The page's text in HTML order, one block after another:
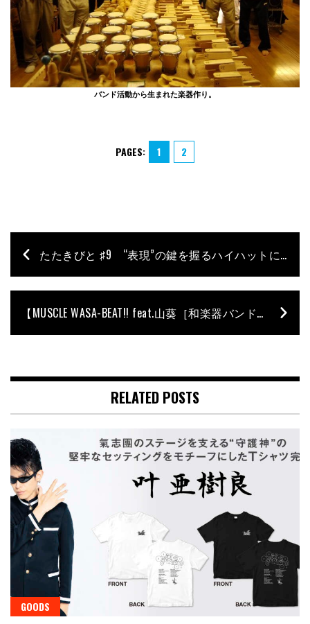
バンド活動から生まれた楽器作り。
PAGES: 1 2
たたきびと ♯9 “表現”の鍵を握るハイハットに注目
【MUSCLE WASA-BEAT!! feat.山葵［和楽器バンド］】#4−すりぃ「エゴロック」
RELATED POSTS
GOODS